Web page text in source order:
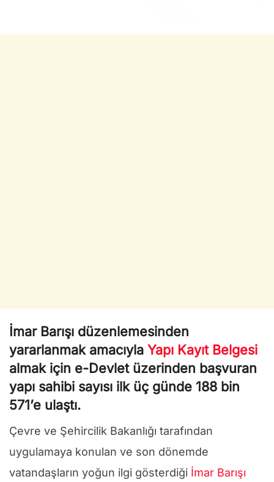
İmar Barışı düzenlemesinden
yararlanmak amacıyla Yapı Kayıt Belgesi
almak için e-Devlet üzerinden başvuran
yapı sahibi sayısı ilk üç günde 188 bin
571’e ulaştı.
Çevre ve Şehircilik Bakanlığı tarafından
uygulamaya konulan ve son dönemde
vatandaşların yoğun ilgi gösterdiği İmar Barışı